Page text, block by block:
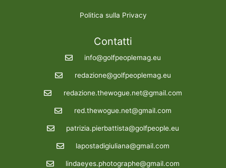
Politica sulla Privacy
Contatti
info@golfpeoplemag.eu
redazione@golfpeoplemag.eu
redazione.thewogue.net@gmail.com
red.thewogue.net@gmail.com
patrizia.pierbattista@golfpeople.eu
lapostadigiuliana@gmail.com
lindaeyes.photographe@gmail.com